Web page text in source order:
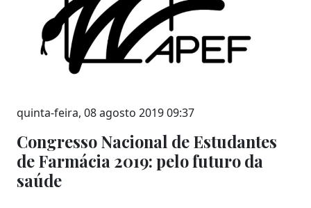
quinta-feira, 08 agosto 2019 09:37
Congresso Nacional de Estudantes
de Farmácia 2019: pelo futuro da
saúde